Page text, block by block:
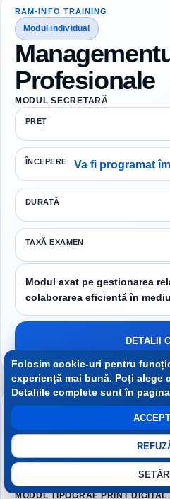
Folosim cookie-uri pentru
experiență mai bună. Poți alege
Detaliile complete sunt în
RAM-INFO TRAINING
Modul individual
Profesionale
MODUL SECRETARĂ
PREȚ
ÎNCEPERE Va fi programat
DURATĂ
TAXĂ EXAMEN
Modul axat pe gestionarea
colaborarea eficientă în
DETALII
RAM-INFO TRAINING
Procesele
Produselor
MODUL TIPOGRAF PRINT DIGITAL